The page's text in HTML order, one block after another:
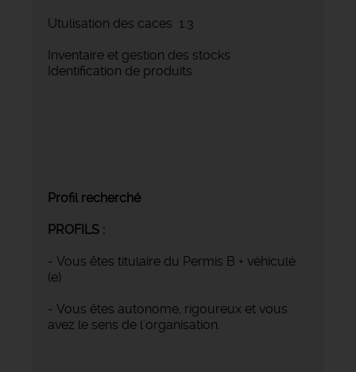
Utulisation des caces 1.3
Inventaire et gestion des stocks
Identification de produits
Profil recherché
PROFILS :
- Vous êtes titulaire du Permis B + véhiculé
(e)
- Vous êtes autonome, rigoureux et vous
avez le sens de l'organisation.